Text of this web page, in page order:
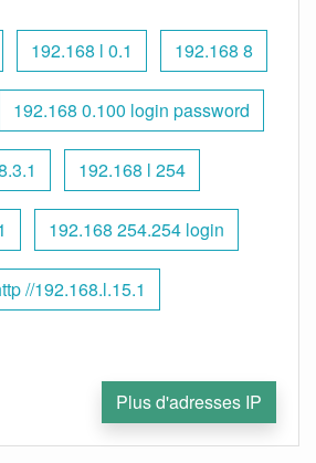
192.168 l 0.1 192.168 8
192.168 0.100 login password
192.168 l 254
192.168 254.254 login
//192.168.l.15.1
Plus d'adresses IP